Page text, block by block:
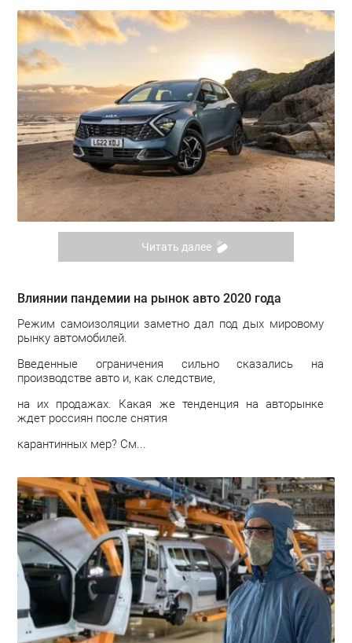
Читать далее
Влиянии пандемии на рынок авто 2020 года
Режим самоизоляции заметно дал под дых мировому
рынку автомобилей.
Введенные ограничения сильно сказались на
производстве авто и, как следствие,
на их продажах. Какая же тенденция на авторынке
ждет россиян после снятия
карантинных мер? См...